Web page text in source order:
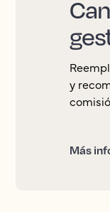
y
Más